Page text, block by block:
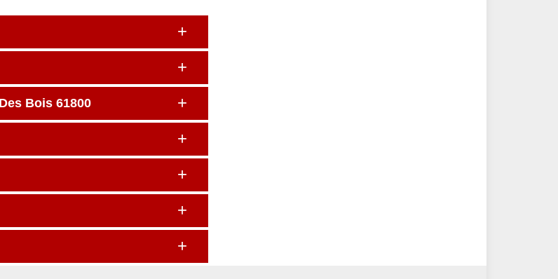
Bois 61800